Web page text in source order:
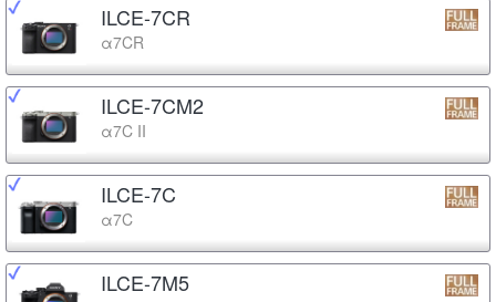
ILCE-7CR
α7CR
ILCE-7CM2
α7C II
ILCE-7C
α7C
ILCE-7M5